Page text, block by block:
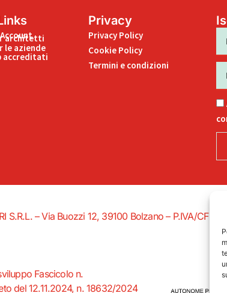
architetti
le aziende
accreditati
Privacy
Privacy Policy
Cookie Policy
Termini e condizioni
– Via Buozzi 12, 39100 Bolzano – P.IVA/CF
Fascicolo n.
del 12.11.2024, n. 18632/2024